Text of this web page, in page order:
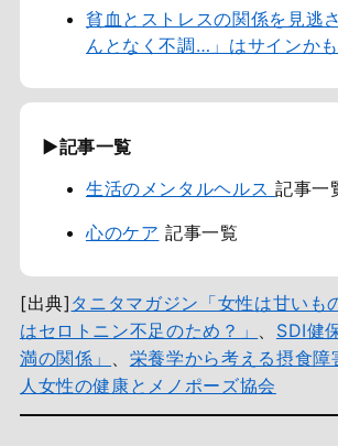
貧血とストレスの関係を見逃
んとなく不調…」はサインかも
▶記事一覧
生活のメンタルヘルス 記事一
心のケア 記事一覧
[出典] タニタマガジン「女性は甘いも
はセロトニン不足のため？」 、 SDI健
満の関係」 、 栄養学から考える摂食障
人女性の健康とメノポーズ協会